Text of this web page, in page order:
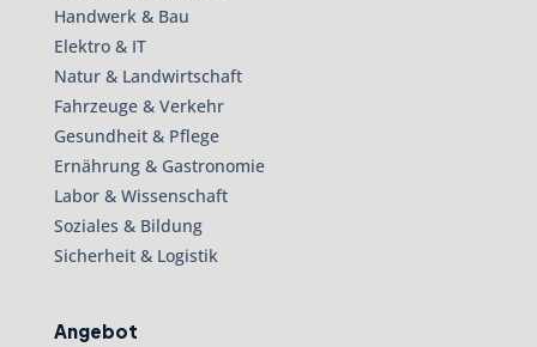
Handwerk & Bau
Elektro & IT
Natur & Landwirtschaft
Fahrzeuge & Verkehr
Gesundheit & Pflege
Ernährung & Gastronomie
Labor & Wissenschaft
Soziales & Bildung
Sicherheit & Logistik
Angebot